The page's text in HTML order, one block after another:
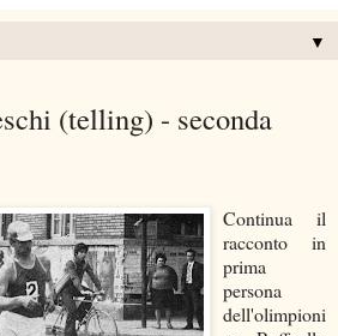
▼
(telling) - seconda
Continua il
racconto in
prima
persona
dell'olimpioni